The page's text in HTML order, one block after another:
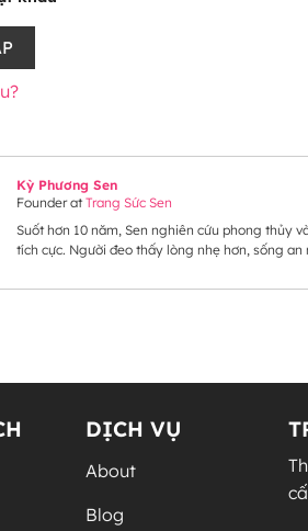
Kỳ Phương Sen
FounderatTrang Sức Sen
Suốt hơn 10 năm, Sen nghiên cứu phong thủy
tích cực. Người đeo thấy lòng nhẹ hơn, sống
DỊCH VỤ
About
Blog